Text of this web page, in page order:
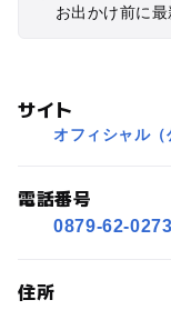
お出かけ前に
サイト
オフィシャル（
電話番号
0879-62-0273
住所